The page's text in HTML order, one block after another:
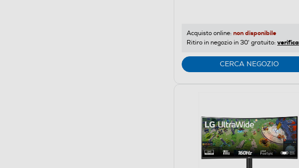
Acquisto online: non disponibile
Ritiro in negozio in 30' gratuito: verifica
CERCA NEGOZIO